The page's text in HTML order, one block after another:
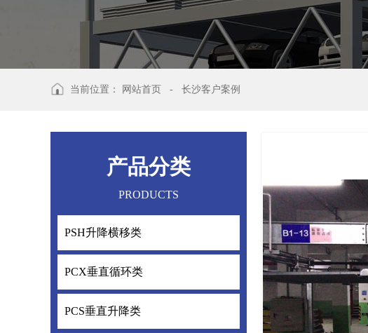
当前位置： 网站首页 - 长沙客户案例
产品分类
PRODUCTS
PSH升降横移类 PSH升降横移类
PCX垂直循环类 PCX垂直循环类
PCS垂直升降类 PCS垂直升降类